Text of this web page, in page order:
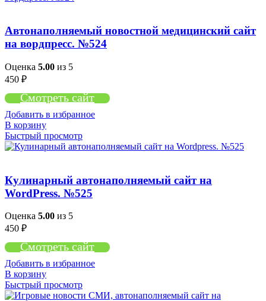
Автонаполняемый новостной медицинский сайт
на вордпресс. №524
Оценка 5.00 из 5
450 ₽
Смотреть сайт
Добавить в избранное
В корзину
Быстрый просмотр
Кулинарный автонаполняемый сайт на
WordPress. №525
Оценка 5.00 из 5
450 ₽
Смотреть сайт
Добавить в избранное
В корзину
Быстрый просмотр